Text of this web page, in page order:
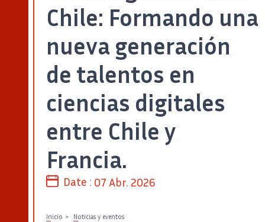
Chile: Formando una
nueva generación
de talentos en
ciencias digitales
entre Chile y
Francia.
Date : 07 Abr. 2026
Inicio
Noticias y eventos